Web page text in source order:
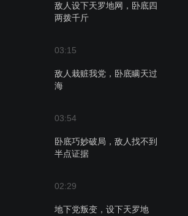
敌人设下天罗地网，卧底四
两拨千斤
03:15
敌人栽赃我党，卧底瞒天过
海
03:54
卧底巧妙破局，敌人找不到
半点证据
02:29
地下党叛变，设下天罗地